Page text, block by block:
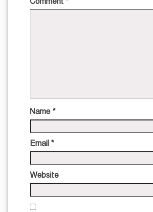
Name *
Email *
Website